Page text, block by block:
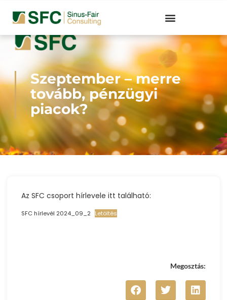
Szeptember – merre
tovább, pénzügyi
piacok?
Az SFC csoport hírlevele itt található:
SFC hírlevél 2024_09_2 Letöltés
Megosztás: